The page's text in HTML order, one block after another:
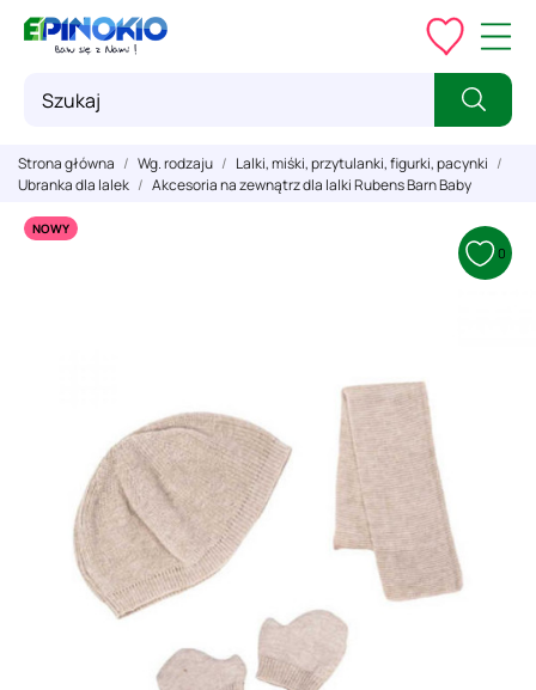
Strona główna Wg. rodzaju
Lalki, miśki, przytulanki, figurki, pacynki
Ubranka dla lalek
Akcesoria na zewnątrz dla lalki Rubens Barn Baby
NOWY
0